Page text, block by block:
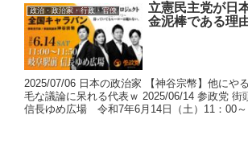
政治・政治家・行政・官僚
立憲民主党が日
金泥棒である理
2025/07/06 日本の政治家 【神谷宗幣】他にや
毛な議論に呆れる代表ｗ 2025/06/14 参政党 街
信長ゆめ広場 令和7年6月14日（土）11：00